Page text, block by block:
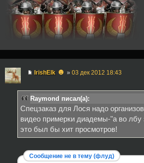
IrishElk ☻ » 03 дек 2012 18:43
Raymond писал(а):
Спецзаказ для Лося надо
видео примерки диадемы-"а во лбу
это был бы хит просмотров!
Сообщение не в тему (флуд)